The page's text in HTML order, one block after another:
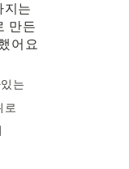
지는
만든
어요
는
로